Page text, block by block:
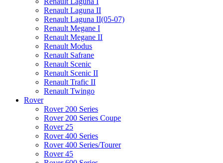
Renault Laguna II
Renault Laguna II(05-07)
Renault Megane I
Renault Megane II
Renault Modus
Renault Safrane
Renault Scenic
Renault Scenic II
Renault Trafic II
Renault Twingo
Rover
Rover 200 Series
Rover 200 Series Coupe
Rover 25
Rover 400 Series
Rover 400 Series/Tourer
Rover 45